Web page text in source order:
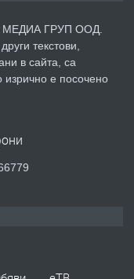
преди 1 година
МЕДИА ГРУП ООД.
текстови,
в сайта, са
изрично е посочено